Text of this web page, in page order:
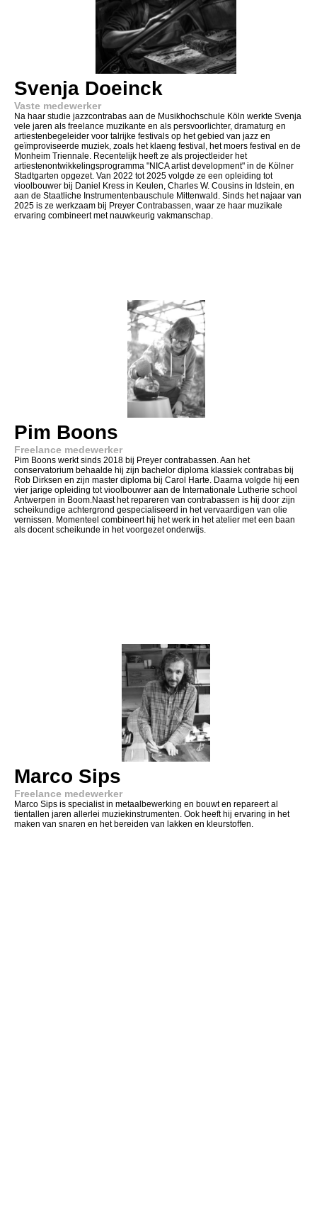
Svenja Doeinck
Vaste medewerker
Na haar studie jazzcontrabas aan de Musikhochschule Köln werkte Svenja
vele jaren als freelance muzikante en als persvoorlichter, dramaturg en
artiestenbegeleider voor talrijke festivals op het gebied van jazz en
geïmproviseerde muziek, zoals het klaeng festival, het moers festival en de
Monheim Triennale. Recentelijk heeft ze als projectleider het
artiestenontwikkelingsprogramma "NICA artist development" in de Kölner
Stadtgarten opgezet. Van 2022 tot 2025 volgde ze een opleiding tot
vioolbouwer bij Daniel Kress in Keulen, Charles W. Cousins in Idstein, en
aan de Staatliche Instrumentenbauschule Mittenwald. Sinds het najaar van
2025 is ze werkzaam bij Preyer Contrabassen, waar ze haar muzikale
ervaring combineert met nauwkeurig vakmanschap.
Pim Boons
Freelance medewerker
Pim Boons werkt sinds 2018 bij Preyer contrabassen. Aan het
conservatorium behaalde hij zijn bachelor diploma klassiek contrabas bij
Rob Dirksen en zijn master diploma bij Carol Harte. Daarna volgde hij een
vier jarige opleiding tot vioolbouwer aan de Internationale Lutherie school
Antwerpen in Boom.Naast het repareren van contrabassen is hij door zijn
scheikundige achtergrond gespecialiseerd in het vervaardigen van olie
vernissen. Momenteel combineert hij het werk in het atelier met een baan
als docent scheikunde in het voorgezet onderwijs.
Marco Sips
Freelance medewerker
Marco Sips is specialist in metaalbewerking en bouwt en repareert al
tientallen jaren allerlei muziekinstrumenten. Ook heeft hij ervaring in het
maken van snaren en het bereiden van lakken en kleurstoffen.